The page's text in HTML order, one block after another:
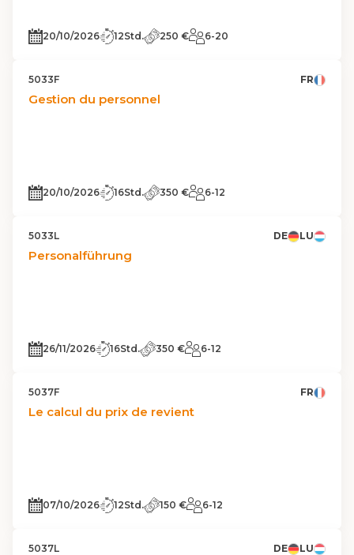
20/10/2026 12Std. 250 € 6-20
5033F FR
Gestion du personnel
20/10/2026 16Std. 350 € 6-12
5033L DE LU
Personalführung
26/11/2026 16Std. 350 € 6-12
5037F FR
Le calcul du prix de revient
07/10/2026 12Std. 150 € 6-12
5037L DE LU